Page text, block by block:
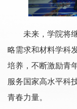
未来，学院将
略需求和材料学科
培养，不断激励青
服务国家高水平科
青春力量。